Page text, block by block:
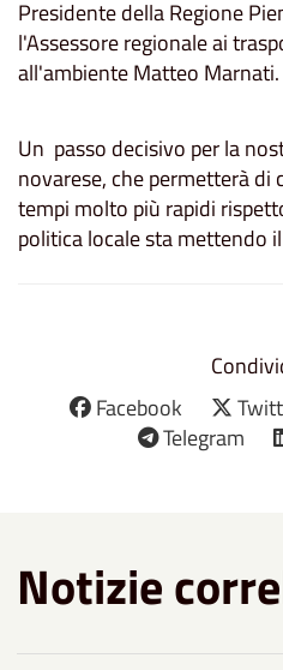
Presidente della Regione
l'Assessore regionale ai
all'ambiente Matteo Marnati.
Un passo decisivo per la
novarese, che permetterà di
tempi molto più rapidi
politica locale sta mettendo
Facebook
Telegram
Notizie